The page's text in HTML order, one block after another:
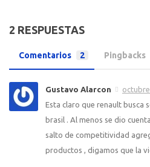
2 RESPUESTAS
Comentarios 2 Pingbacks
Gustavo Alarcon
octubre
Esta claro que renault busca
brasil . Al menos se dio
salto de competitividad
productos , digamos que la